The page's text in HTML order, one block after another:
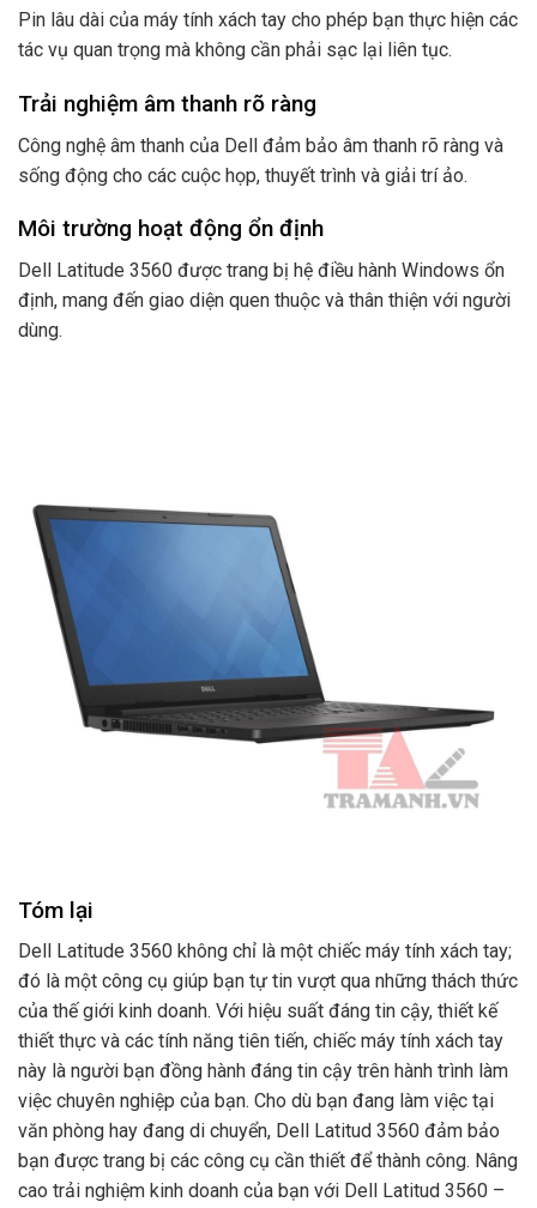
Pin lâu dài của máy tính xách tay cho phép bạn thực hiện các
tác vụ quan trọng mà không cần phải sạc lại liên tục.
Trải nghiệm âm thanh rõ ràng
Công nghệ âm thanh của Dell đảm bảo âm thanh rõ ràng và
sống động cho các cuộc họp, thuyết trình và giải trí ảo.
Môi trường hoạt động ổn định
Dell Latitude 3560 được trang bị hệ điều hành Windows ổn
định, mang đến giao diện quen thuộc và thân thiện với người
dùng.
Tóm lại
Dell Latitude 3560 không chỉ là một chiếc máy tính xách tay;
đó là một công cụ giúp bạn tự tin vượt qua những thách thức
của thế giới kinh doanh. Với hiệu suất đáng tin cậy, thiết kế
thiết thực và các tính năng tiên tiến, chiếc máy tính xách tay
này là người bạn đồng hành đáng tin cậy trên hành trình làm
việc chuyên nghiệp của bạn. Cho dù bạn đang làm việc tại
văn phòng hay đang di chuyển, Dell Latitud 3560 đảm bảo
bạn được trang bị các công cụ cần thiết để thành công. Nâng
cao trải nghiệm kinh doanh của bạn với Dell Latitud 3560 –